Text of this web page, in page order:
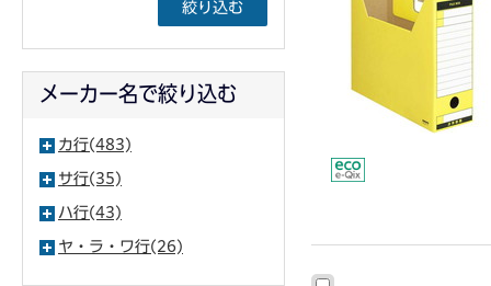
絞り込む
メーカー名で絞り込む
カ行(483)
サ行(35)
ハ行(43)
ヤ・ラ・ワ行(26)